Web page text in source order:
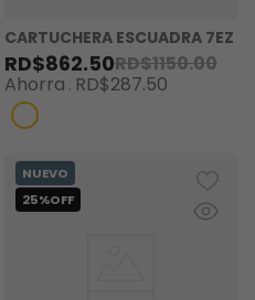
CARTUCHERA ESCUADRA 7EZ
RD$862.50RD$1150.00
Ahorra RD$287.50